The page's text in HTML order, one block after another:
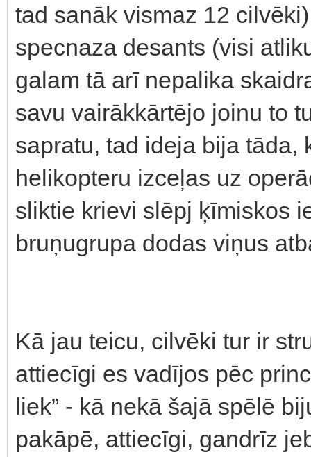
tad sanāk vismaz 12
specnaza desants (visi
galam tā arī nepalika
savu vairākkārtējo joinu to
sapratu, tad ideja bija tāda,
helikopteru izceļas uz
sliktie krievi slēpj ķīmiskos
bruņugrupa dodas viņus
Kā jau teicu, cilvēki tur ir
attiecīgi es vadījos pēc
liek” - kā nekā šajā spēlē
pakāpē, attiecīgi, gandrīz